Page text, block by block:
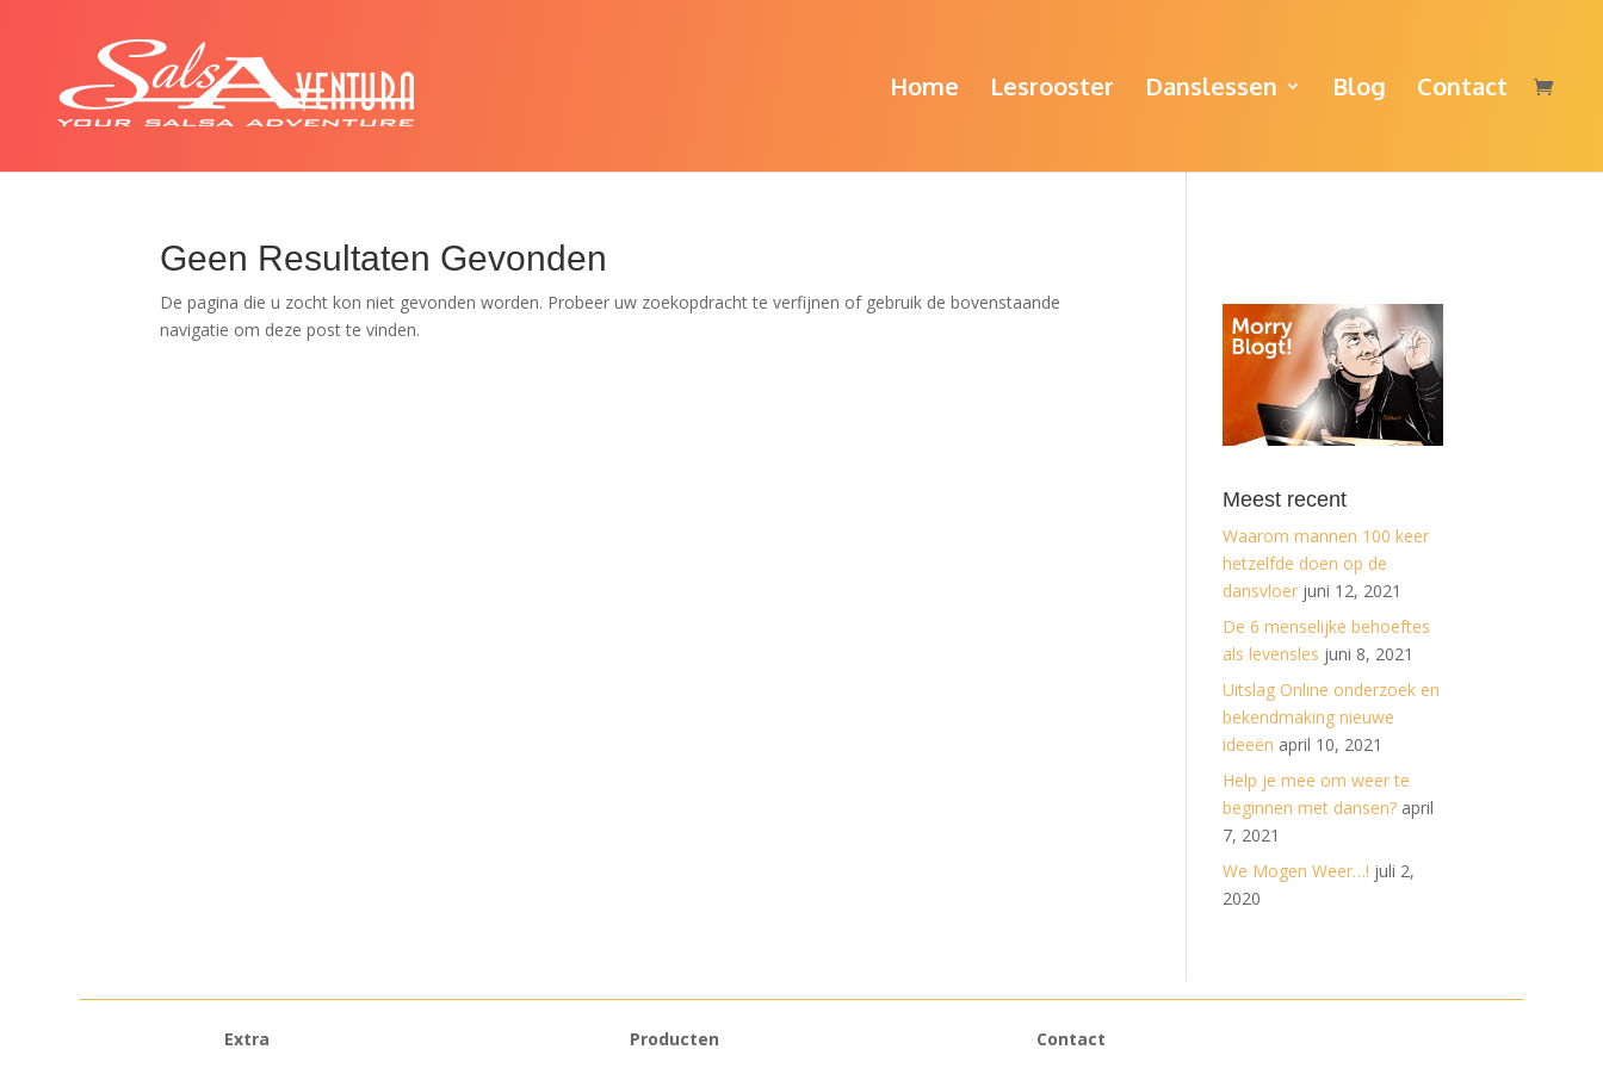
Home Lesrooster Danslessen Blog Contact
Geen Resultaten Gevonden
De pagina die u zocht kon niet gevonden worden. Probeer uw zoekopdracht te verfijnen of gebruik de bovenstaande
navigatie om deze post te vinden.
Meest recent
Waarom mannen 100 keer
hetzelfde doen op de
dansvloer juni 12, 2021
De 6 menselijke behoeftes
als levensles juni 8, 2021
Uitslag Online onderzoek en
bekendmaking nieuwe
ideeën april 10, 2021
Help je mee om weer te
beginnen met dansen? april
7, 2021
We Mogen Weer…! juli 2,
2020
Extra
Producten
Contact